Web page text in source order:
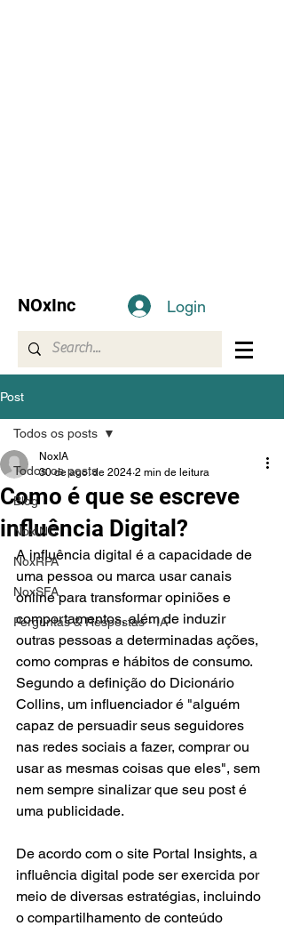
NOxInc Login
Post
Todos os posts
Blog
NoxINC
NoxRPA
NoxSFA
Perguntas & Respostas - IA
Todos os posts
Como é que se escreve
influência Digital?
NoxIA
30 de ago. de 2024 2 min de leitura
A influência digital é a capacidade de
uma pessoa ou marca usar canais
online para transformar opiniões e
comportamentos, além de induzir
outras pessoas a determinadas ações,
como compras e hábitos de consumo.
Segundo a definição do Dicionário
Collins, um influenciador é "alguém
capaz de persuadir seus seguidores
nas redes sociais a fazer, comprar ou
usar as mesmas coisas que eles", sem
nem sempre sinalizar que seu post é
uma publicidade.
De acordo com o site Portal Insights, a
influência digital pode ser exercida por
meio de diversas estratégias, incluindo
o compartilhamento de conteúdo